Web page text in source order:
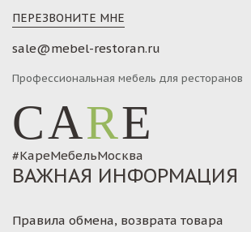
Однако, это совсем другой случай.
Просто мы часто продаем мебель
время пребывание которой на
завершено. Не редки случаи, когда
произведены "дополнительные"
ПЕРЕЗВОНИТЕ МНЕ
sale@mebel-restoran.ru
Профессиональная мебель для ресторанов
CARE
#КареМебельМосква
ВАЖНАЯ ИНФОРМАЦИЯ
Правила обмена, возврата товара